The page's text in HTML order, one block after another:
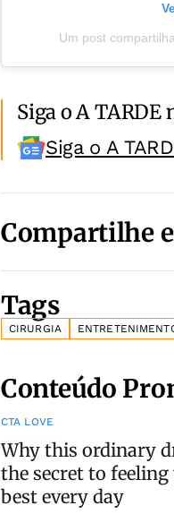
Um post
Siga o A TARDE
Siga o A
Compartilhe
Tags
CIRURGIA